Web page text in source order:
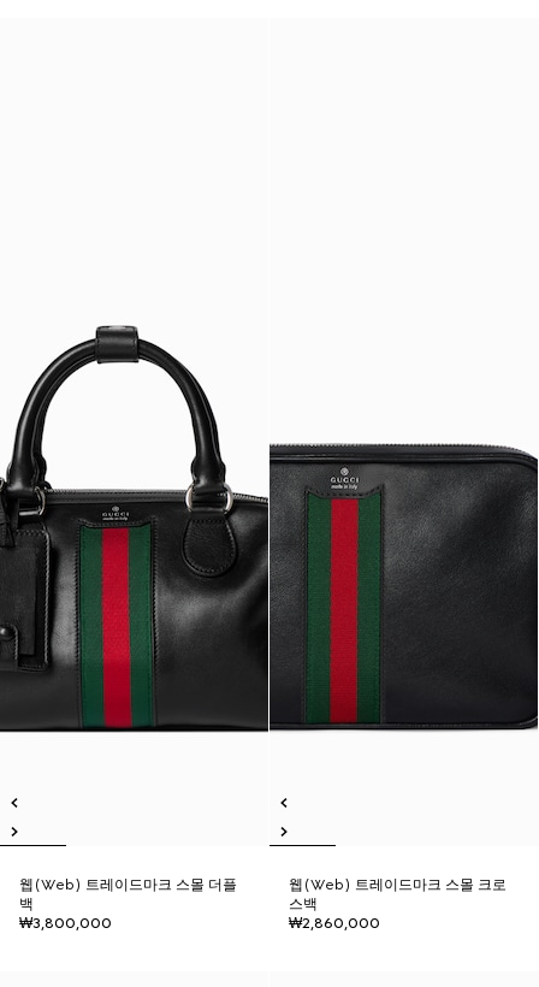
웹(Web) 트레이드마크 스몰 더플
백
₩3,800,000
웹(Web) 트레이드마크 스몰 크로
스백
₩2,860,000